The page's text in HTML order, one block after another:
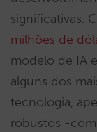
significativas.
milhões de
modelo de IA
alguns dos
tecnologia,
robustos -